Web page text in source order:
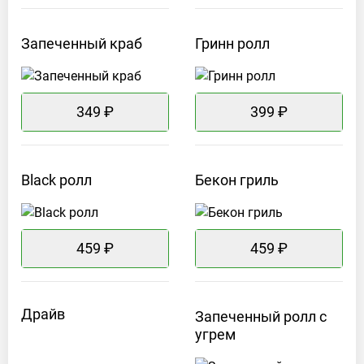
Запеченный краб
349 ₽
Гринн ролл
399 ₽
Black ролл
459 ₽
Бекон гриль
459 ₽
Драйв
Запеченный ролл с
угрем